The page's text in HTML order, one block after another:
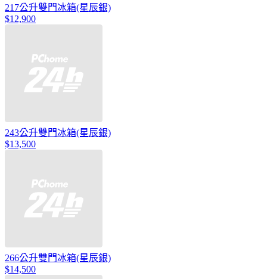
217公升雙門冰箱(星辰銀)
$12,900
243公升雙門冰箱(星辰銀)
$13,500
266公升雙門冰箱(星辰銀)
$14,500